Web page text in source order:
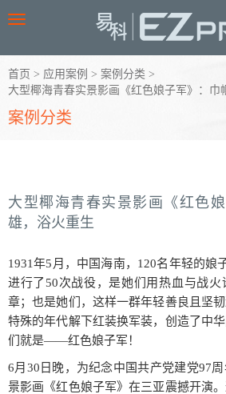
Toggle
首页 > 应用案例 > 案例分类 >
大型椰海青春实景影画《红色娘子军》：巾
案例分类
大型椰海青春实景影画《红色
雄，浴火重生
1931年5月，中国海南，120名年轻的娘
进行了50次战役，是她们用热血与战
章；也是她们，这样一群年轻善良且坚
特殊的年代解下红装换军装，创造了中
们就是——红色娘子军！
6月30日晚，为纪念中国共产党建党97
景影画《红色娘子军》在三亚震撼开演